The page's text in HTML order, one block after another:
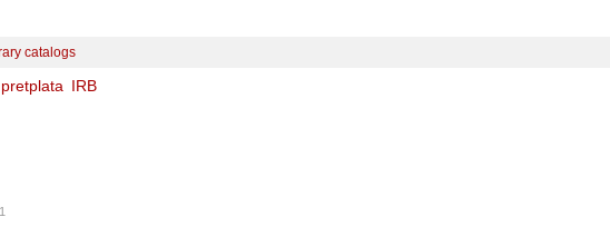
catalogs
pretplata IRB